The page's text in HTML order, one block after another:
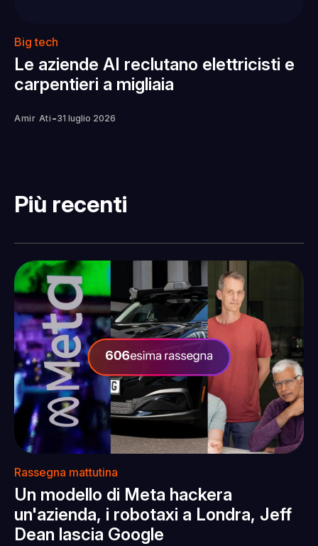
Big tech
Le aziende AI reclutano elettricisti e
carpentieri a migliaia
Amir Ati -31 luglio 2026
Più recenti
Rassegna mattutina
Un modello di Meta hackera
un'azienda, i robotaxi a Londra, Jeff
Dean lascia Google